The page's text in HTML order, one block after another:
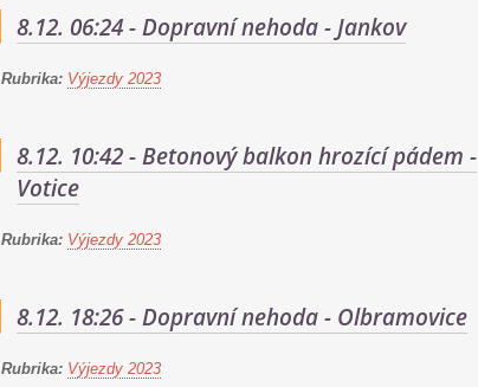
8.12. 06:24 - Dopravní nehoda - Jankov
Rubrika: Výjezdy 2023
8.12. 10:42 - Betonový balkon hrozící pádem -
Votice
Rubrika: Výjezdy 2023
8.12. 18:26 - Dopravní nehoda - Olbramovice
Rubrika: Výjezdy 2023